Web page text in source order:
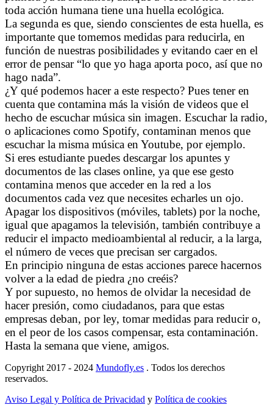
toda acción humana tiene una huella ecológica.
La segunda es que, siendo conscientes de esta huella, es
importante que tomemos medidas para reducirla, en
función de nuestras posibilidades y evitando caer en el
error de pensar “lo que yo haga aporta poco, así que no
hago nada”.
¿Y qué podemos hacer a este respecto? Pues tener en
cuenta que contamina más la visión de videos que el
hecho de escuchar música sin imagen. Escuchar la radio,
o aplicaciones como Spotify, contaminan menos que
escuchar la misma música en Youtube, por ejemplo.
Si eres estudiante puedes descargar los apuntes y
documentos de las clases online, ya que ese gesto
contamina menos que acceder en la red a los
documentos cada vez que necesites echarles un ojo.
Apagar los dispositivos (móviles, tablets) por la noche,
igual que apagamos la televisión, también contribuye a
reducir el impacto medioambiental al reducir, a la larga,
el número de veces que precisan ser cargados.
En principio ninguna de estas acciones parece hacernos
volver a la edad de piedra ¿no creéis?
Y por supuesto, no hemos de olvidar la necesidad de
hacer presión, como ciudadanos, para que estas
empresas deban, por ley, tomar medidas para reducir o,
en el peor de los casos compensar, esta contaminación.
Hasta la semana que viene, amigos.
Copyright 2017 - 2024 Mundofly.es . Todos los derechos
reservados.
Aviso Legal y Política de Privacidad y Política de cookies